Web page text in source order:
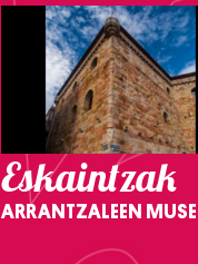
Eskaintzak
ARRANTZALEEN